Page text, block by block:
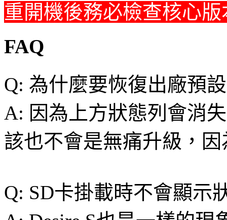
重開機後務必檢查核心版
FAQ
Q: 為什麼要恢復出廠預
A: 因為上方狀態列會消
該也不會是無痛升級，因
Q: SD卡掛載時不會顯示